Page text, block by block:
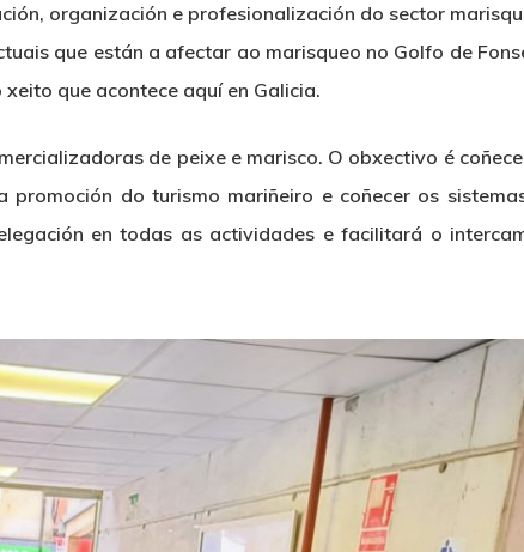
organización e profesionalización do sector
que están a afectar ao marisqueo no Golfo de
que acontece aquí en Galicia.
de peixe e marisco. O obxectivo é
do turismo mariñeiro e coñecer os
en todas as actividades e facilitará o